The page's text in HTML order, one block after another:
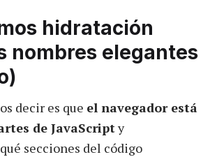
hidratación
nombres elegantes
decir es que el navegador está
de JavaScripty
secciones del código